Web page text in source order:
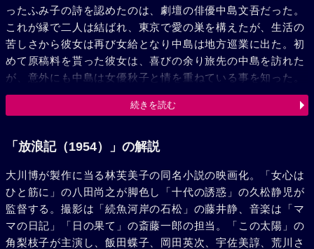
ったふみ子の詩を認めたのは、劇壇の俳優中島文吾だった。
これが縁で二人は結ばれ、東京で愛の巣を構えたが、生活の
苦しさから彼女は再び女給となり中島は地方巡業に出た。初
めて原稿料を貰った彼女は、喜びの余り旅先の中島を訪れた
が、意外にも中島は女優秋子と情を重ねている事を知った。
ふみ子には酒に酔いしれる女給生活が続いた。雨の激しい一
夜、彼女はタクシーを中島と秋子の住む家にのりつけて恨み
に寝ていた。そして荒っぽいが温かな篠田の言葉に激まさ
続きを読む
「放浪記（1954）」の解説
大川博が製作に当る林芙美子の同名小説の映画化。「女心は
ひと筋に」の八田尚之が脚色し「十代の誘惑」の久松静児が
監督する。撮影は「続魚河岸の石松」の藤井静、音楽は「マ
マの日記」「日の果て」の斎藤一郎の担当。「この太陽」の
角梨枝子が主演し、飯田蝶子、岡田英次、宇佐美諄、荒川さ